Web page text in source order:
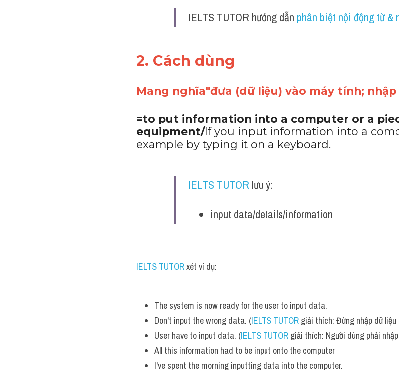
IELTS TUTOR hướng dẫn phân biệt nội động từ &
2. Cách dùng
Mang nghĩa"đưa (dữ liệu) vào máy tính; nhập
=to put information into a computer or a
equipment/If you input information into a
example by typing it on a keyboard.
IELTS TUTOR lưu ý:
input data/details/information
IELTS TUTOR xét ví dụ:
The system is now ready for the user to input data.
Don't input the wrong data. (IELTS TUTOR giải thích: Đừng nhập dữ
User have to input data. (IELTS TUTOR giải thích: Người dùng phải
All this information had to be input onto the computer
I've spent the morning inputting data into the computer.